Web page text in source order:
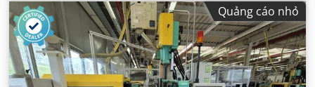
Quảng cáo nhỏ